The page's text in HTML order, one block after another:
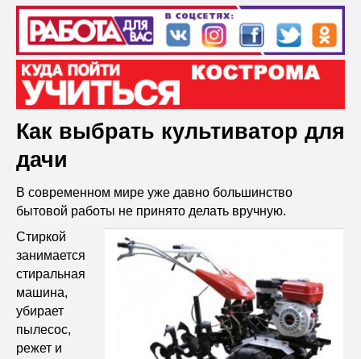
Как выбрать культиватор для
дачи
В современном мире уже давно большинство
бытовой работы не принято делать вручную.
Стиркой
занимается
стиральная
машина,
убирает
пылесос,
режет и